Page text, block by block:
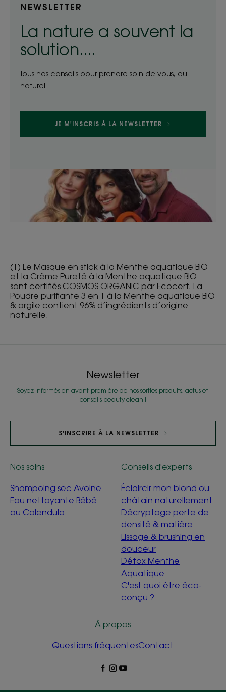
NEWSLETTER
La nature a souvent la
solution....
Tous nos conseils pour prendre soin de vous, au
naturel.
JE M'INSCRIS À LA NEWSLETTER
(1) Le Masque en stick à la Menthe aquatique BIO
et la Crème Pureté à la Menthe aquatique BIO
sont certifiés COSMOS ORGANIC par Ecocert. La
Poudre purifiante 3 en 1 à la Menthe aquatique BIO
& argile contient 96% d’ingrédients d’origine
naturelle.
Newsletter
Soyez informés en avant-première de nos sorties produits, actus et
conseils beauty clean !
S'INSCRIRE À LA NEWSLETTER
Nos soins
Shampoing sec Avoine
Eau nettoyante Bébé
au Calendula
Conseils d'experts
Éclaircir mon blond ou
châtain naturellement
Décryptage perte de
densité & matière
Lissage & brushing en
douceur
Détox Menthe
Aquatique
C'est quoi être éco-
conçu ?
À propos
Questions fréquentesContact